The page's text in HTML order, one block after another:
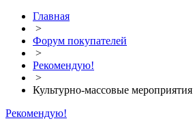
Главная
>
Форум покупателей
>
Рекомендую!
>
Культурно-массовые мероприятия
Рекомендую!